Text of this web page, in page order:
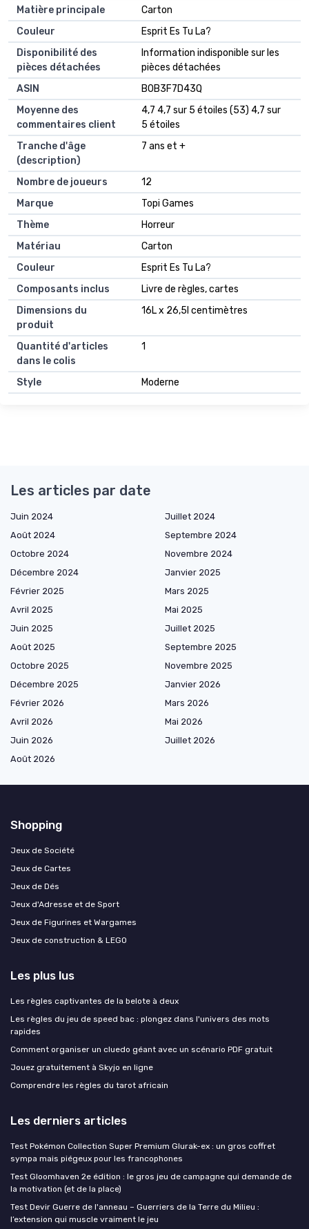
Matière principale
‎Carton
Couleur
‎Esprit Es Tu La?
Disponibilité des
pièces détachées
‎Information indisponible sur les
pièces détachées
ASIN
B0B3F7D43Q
Moyenne des
commentaires client
4,7 4,7 sur 5 étoiles (53) 4,7 sur
5 étoiles
Tranche d'âge
(description)
7 ans et +
Nombre de joueurs
12
Marque
Topi Games
Thème
Horreur
Matériau
Carton
Couleur
Esprit Es Tu La?
Composants inclus
Livre de règles, cartes
Dimensions du
produit
16L x 26,5l centimètres
Quantité d'articles
dans le colis
1
Style Moderne
Les articles par date
Juin 2024
Juillet 2024
Août 2024
Septembre 2024
Octobre 2024
Novembre 2024
Décembre 2024
Janvier 2025
Février 2025
Mars 2025
Avril 2025
Mai 2025
Juin 2025
Juillet 2025
Août 2025
Septembre 2025
Octobre 2025
Novembre 2025
Décembre 2025
Janvier 2026
Février 2026
Mars 2026
Avril 2026
Mai 2026
Juin 2026
Juillet 2026
Août 2026
Shopping
Jeux de Société
Jeux de Cartes
Jeux de Dés
Jeux d'Adresse et de Sport
Jeux de Figurines et Wargames
Jeux de construction & LEGO
Les plus lus
Les règles captivantes de la belote à deux
Les règles du jeu de speed bac : plongez dans l'univers des mots
rapides
Comment organiser un cluedo géant avec un scénario PDF gratuit
Jouez gratuitement à Skyjo en ligne
Comprendre les règles du tarot africain
Les derniers articles
Test Pokémon Collection Super Premium Glurak-ex : un gros coffret
sympa mais piégeux pour les francophones
Test Gloomhaven 2e édition : le gros jeu de campagne qui demande de
la motivation (et de la place)
Test Devir Guerre de l'anneau – Guerriers de la Terre du Milieu :
l’extension qui muscle vraiment le jeu